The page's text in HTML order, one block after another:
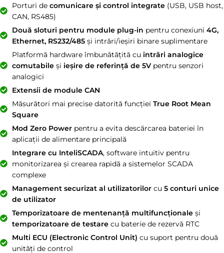
Porturi de comunicare și control integrate(USB, USB host,
CAN, RS485)
Două sloturi pentru module plug-in pentru conexiuni 4G,
Ethernet, RS232/485și intrări/ieșiri binare suplimentare
Platformă hardware îmbunătățită cu intrări analogice
comutabileși ieșire de referință de 5Vpentru senzori
analogici
Extensii de module CAN
Măsurători mai precise datorită funcției True Root Mean
Square
Mod Zero Powerpentru a evita descărcarea bateriei în
aplicații de alimentare principală
Integrare cu InteliSCADA, software intuitiv pentru
monitorizarea și crearea rapidă a sistemelor SCADA
complexe
Management securizat al utilizatorilorcu 5 conturi unice
de utilizator
Temporizatoare de mentenanță multifuncționaleși
temporizatoare de testarecu baterie de rezervă RTC
Multi ECU (Electronic Control Unit) cu suport pentru două
unități de control